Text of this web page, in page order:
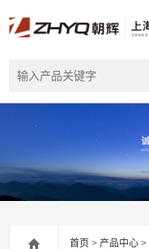
首页 >产品中心 >